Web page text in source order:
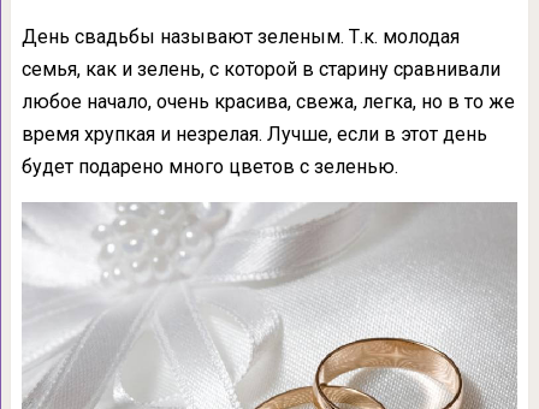
День свадьбы называют зеленым. Т.к. молодая
семья, как и зелень, с которой в старину сравнивали
любое начало, очень красива, свежа, легка, но в то же
время хрупкая и незрелая. Лучше, если в этот день
будет подарено много цветов с зеленью.